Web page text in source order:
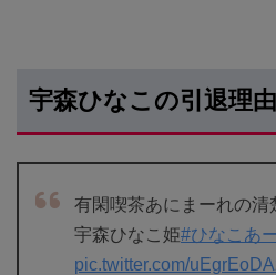
宇森ひなこの引退理
有閑喫茶あにまーれの清
宇森ひなこ姫#ひなこあ
pic.twitter.com/